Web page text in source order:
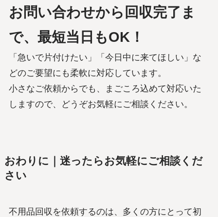
お問い合わせから回収完了ま
で、最短当日もOK！
「急いで片付けたい」「今日中に来てほしい」な
どのご要望にも柔軟に対応しています。
小さなご依頼からでも、まごころ込めて対応いた
しますので、どうぞお気軽にご相談ください。
おわりに｜迷ったらお気軽にご相談くだ
さい
不用品回収を依頼するのは、多くの方にとって初